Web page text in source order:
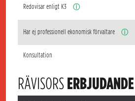
Redovisar enligt K3 ⓘ
Har ej professionell ekonomisk förvaltare ⓘ
Konsultation
RÄVISORSERBJUDANDE